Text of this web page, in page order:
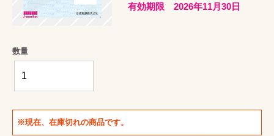
有効期限 2026年11月30日
数量
※現在、在庫切れの商品です。